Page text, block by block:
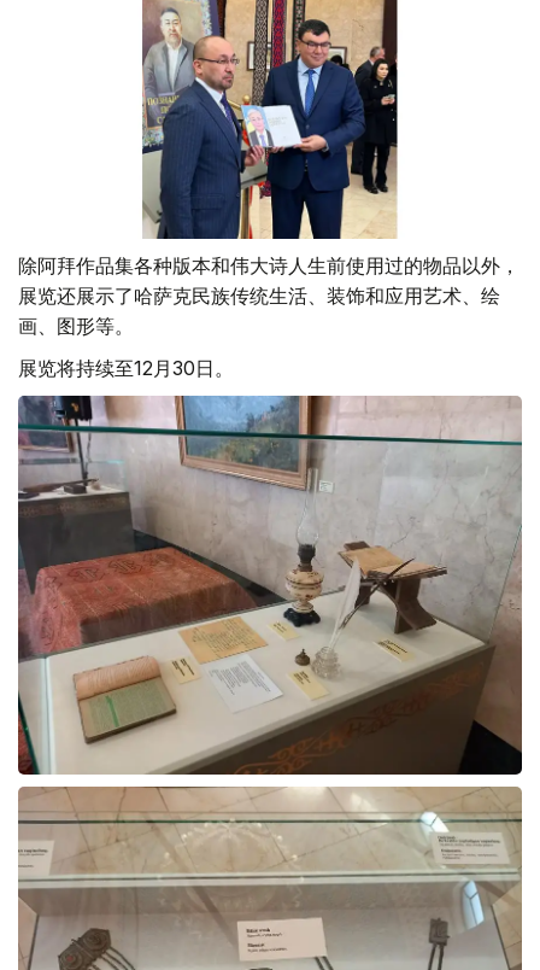
除阿拜作品集各种版本和伟大诗人生前使用过的物品以外，
展览还展示了哈萨克民族传统生活、装饰和应用艺术、绘
画、图形等。
展览将持续至12月30日。